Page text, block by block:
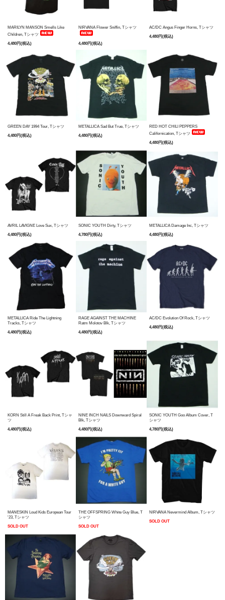
MARILYN MANSON Smells Like
Children, Tシャツ
4,480円(税込)
NIRVANA Flower Sniffin, Tシャツ
4,480円(税込)
AC/DC Angus Finger Horns, Tシャツ
4,480円(税込)
GREEN DAY 1994 Tour, Tシャツ
4,480円(税込)
METALLICA Sad But True, Tシャツ
4,480円(税込)
RED HOT CHILI PEPPERS
Californication, Tシャツ
4,480円(税込)
AVRIL LAVIGNE Love Sux, Tシャツ
4,480円(税込)
SONIC YOUTH Dirty, Tシャツ
4,780円(税込)
METALLICA Damage Inc, Tシャツ
4,480円(税込)
METALLICA Ride The Lightning
Tracks, Tシャツ
4,480円(税込)
RAGE AGAINST THE MACHINE
Ratm Molotov Blk, Tシャツ
4,480円(税込)
AC/DC Evolution Of Rock, Tシャツ
4,480円(税込)
KORN Still A Freak Back Print, Tシャ
ツ
4,480円(税込)
NINE INCH NAILS Downward Spiral
Blk, Tシャツ
4,480円(税込)
SONIC YOUTH Goo Album Cover, T
シャツ
4,780円(税込)
MANESKIN Loud Kids European Tour
'23, Tシャツ
SOLD OUT
THE OFFSPRING White Guy Blue, T
シャツ
SOLD OUT
NIRVANA Nevermind Album, Tシャツ
SOLD OUT